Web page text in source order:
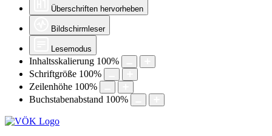
Überschriften hervorheben
Bildschirmleser
Lesemodus
Inhaltsskalierung 100%
Schriftgröße 100%
Zeilenhöhe 100%
Buchstabenabstand 100%